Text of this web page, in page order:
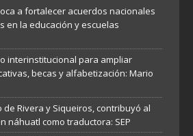
a fortalecer acuerdos nacionales
en la educación y escuelas
interinstitucional para ampliar
becas y alfabetización: Mario
de Rivera y Siqueiros, contribuyó al
náhuatl como traductora: SEP